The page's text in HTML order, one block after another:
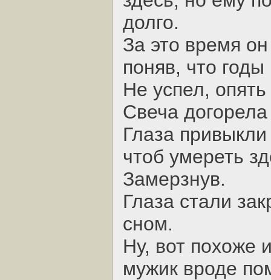
долго.
За это время
поняв, что
Не успел,
Свеча
Глаза
чтоб умереть
Замерзнув.
Глаза стали
сном.
Ну, вот похоже
мужик вроде